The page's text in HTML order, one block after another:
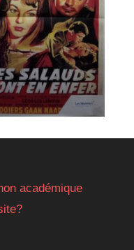
académique